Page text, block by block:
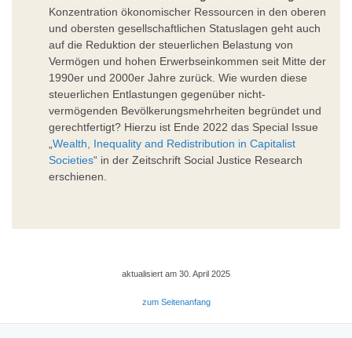
Konzentration ökonomischer Ressourcen in den oberen
und obersten gesellschaftlichen Statuslagen geht auch
auf die Reduktion der steuerlichen Belastung von
Vermögen und hohen Erwerbseinkommen seit Mitte der
1990er und 2000er Jahre zurück. Wie wurden diese
steuerlichen Entlastungen gegenüber nicht-
vermögenden Bevölkerungsmehrheiten begründet und
gerechtfertigt? Hierzu ist Ende 2022 das Special Issue
Wealth, Inequality and Redistribution in Capitalist
Societies“ in der Zeitschrift Social Justice Research
erschienen.
aktualisiert am 30. April 2025
zum Seitenanfang